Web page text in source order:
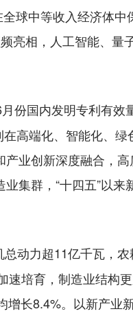
球中等收入经济体
亮相，人工智能、量
份国内发明专利有效
高端化、智能化、
业创新深度融合，
集群，“十四五”以
动力超11亿千瓦，
速培育，制造业结
长8.4%。以新产业